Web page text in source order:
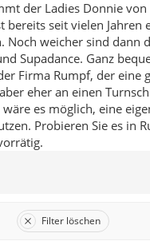
der Ladies Donnie von
bereits seit vielen Jahren
Noch weicher sind dann
Supadance. Ganz
Firma Rumpf, der eine
eher an einen
es möglich, eine
Probieren Sie es in
Filter löschen